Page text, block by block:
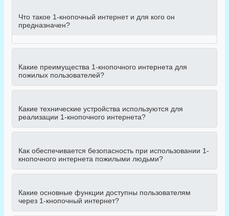
Что такое 1-кнопочный интернет и для кого он
предназначен?
Какие преимущества 1-кнопочного интернета для
пожилых пользователей?
Какие технические устройства используются для
реализации 1-кнопочного интернета?
Как обеспечивается безопасность при использовании 1-
кнопочного интернета пожилыми людьми?
Какие основные функции доступны пользователям
через 1-кнопочный интернет?